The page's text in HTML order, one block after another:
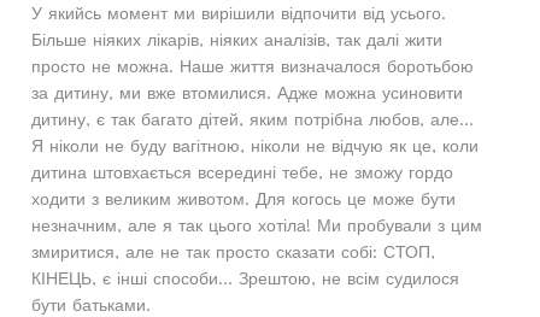
У якийсь момент ми вирішили відпочити від усього.
Більше ніяких лікарів, ніяких аналізів, так далі жити
просто не можна. Наше життя визначалося боротьбою
за дитину, ми вже втомилися. Адже можна усиновити
дитину, є так багато дітей, яким потрібна любов, але...
Я ніколи не буду вагітною, ніколи не відчую як це, коли
дитина штовхається всередині тебе, не зможу гордо
ходити з великим животом. Для когось це може бути
незначним, але я так цього хотіла! Ми пробували з цим
змиритися, але не так просто сказати собі: СТОП,
КІНЕЦЬ, є інші способи... Зрештою, не всім судилося
бути батьками.